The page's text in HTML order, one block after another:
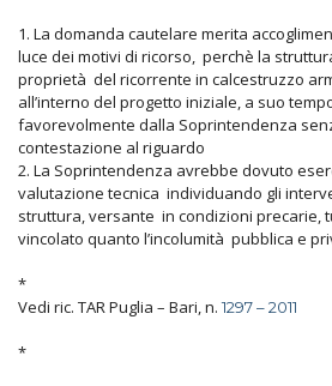
1. La domanda cautelare merita
luce dei motivi di ricorso, perchè la
proprietà del ricorrente in calcestruzzo
all’interno del progetto iniziale, a suo
favorevolmente dalla Soprintendenza
contestazione al riguardo
2. La Soprintendenza avrebbe dovuto
valutazione tecnica individuando gli
struttura, versante in condizioni precarie,
vincolato quanto l’incolumità pubblica e
*
Vedi ric. TAR Puglia – Bari, n. 1297 – 2011
*